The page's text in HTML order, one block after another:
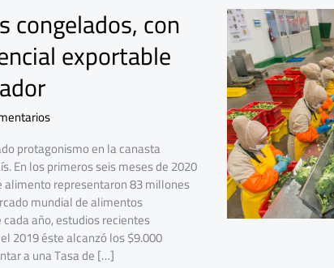
congelados, con
exportable
protagonismo en la canasta
En los primeros seis meses de 2020
alimento representaron 83 millones
mundial de alimentos
año, estudios recientes
2019 éste alcanzó los $9.000
a una Tasa de […]